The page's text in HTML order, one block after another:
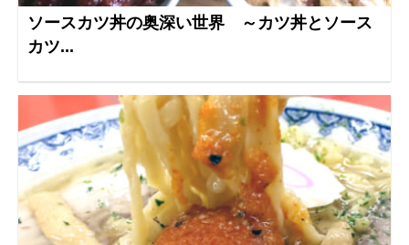
ソースカツ丼の奥深い世界 ～カツ丼とソース
カツ...